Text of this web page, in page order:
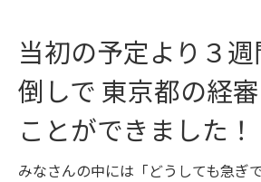
当初の予定より３
倒しで 東京都の経
ことができました！
みなさんの中には「どうしても急ぎ